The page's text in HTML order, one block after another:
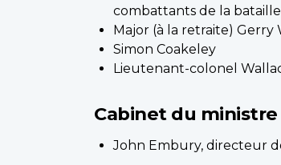
combattants de la
Major (à la retraite) Gerry
Simon Coakeley
Lieutenant-colonel
Cabinet du
John Embury, directeur